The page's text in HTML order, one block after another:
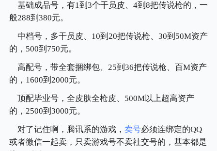
基础成品号，有1到3个干员皮、4到8把传说枪的，一
般288到380元。
中档号，多干员皮、10到20把传说枪、30到50M资产
的，500到750元。
高配号，带全套捆绑包、25到36把传说枪、百M资产
的，1600到2000元。
顶配毕业号，全皮肤全枪皮、500M以上超高资产
的，2500到3000元。
对了记住啊，腾讯系的游戏， 卖号必须连绑定的QQ
或者微信一起卖，只卖游戏号不卖社交号的，基本都是